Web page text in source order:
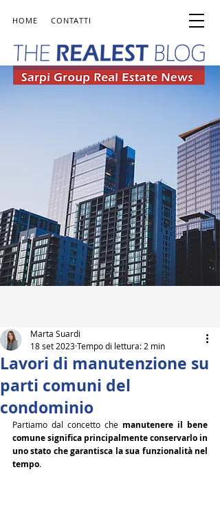
HOME CONTATTI
Lavori di manutenzione su
parti comuni del
condominio
Marta Suardi
18 set 2023Tempo di lettura: 2 min
Partiamo dal concetto che manutenere il bene
comune significa principalmente conservarlo in
uno stato che garantisca la sua funzionalità nel
tempo.